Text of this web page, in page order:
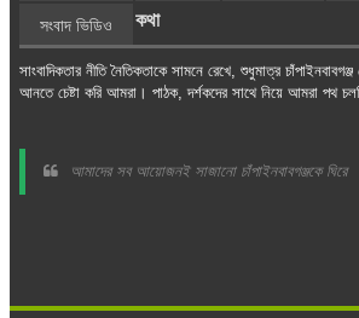
সংবাদ ভিডিও কথা
সাংবাদিকতার নীতি নৈতিকতাকে সামনে রেখে, শুধুমাত্র
আনতে চেষ্টা করি আমরা। পাঠক, দর্শকদের সাথে নিয়ে আমরা পথ
আমাদের সব আয়োজনই সাজানো চাঁপাইনবাবগঞ্জকে ঘিরে